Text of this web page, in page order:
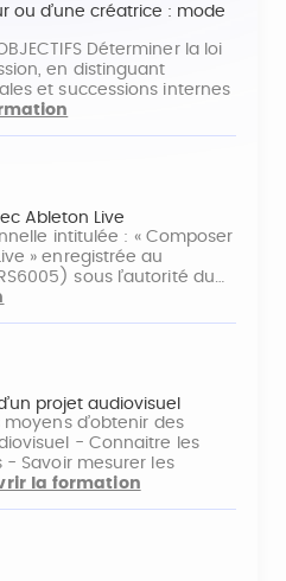
ou d’une créatrice : mode
Déterminer la loi
en distinguant
et successions internes
Ableton Live
intitulée : « Composer
» enregistrée au
sous l’autorité du…
projet audiovisuel
d’obtenir des
- Connaitre les
Savoir mesurer les
la formation